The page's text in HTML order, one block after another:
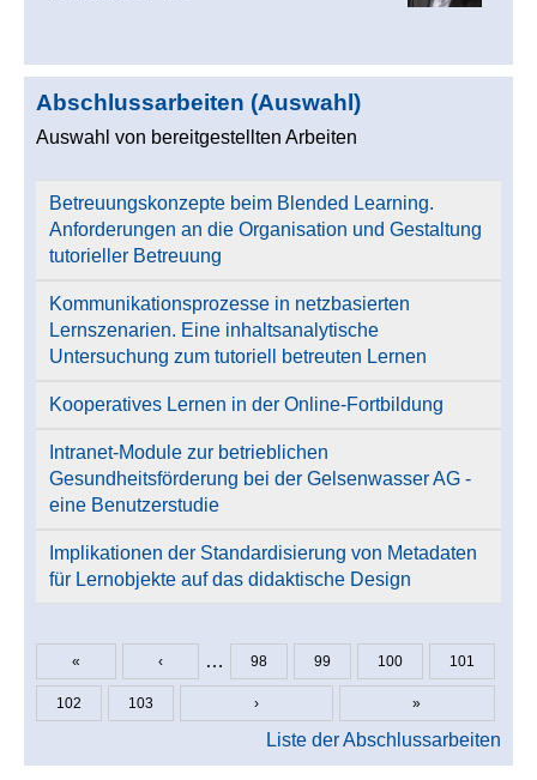
Abschlussarbeiten (Auswahl)
Auswahl von bereitgestellten Arbeiten
Betreuungskonzepte beim Blended Learning.
Anforderungen an die Organisation und Gestaltung
tutorieller Betreuung
Kommunikationsprozesse in netzbasierten
Lernszenarien. Eine inhaltsanalytische
Untersuchung zum tutoriell betreuten Lernen
Kooperatives Lernen in der Online-Fortbildung
Intranet-Module zur betrieblichen
Gesundheitsförderung bei der Gelsenwasser AG -
eine Benutzerstudie
Implikationen der Standardisierung von Metadaten
für Lernobjekte auf das didaktische Design
Seiten
« ‹ … 98 99 100 101
102 103 › »
Liste der Abschlussarbeiten